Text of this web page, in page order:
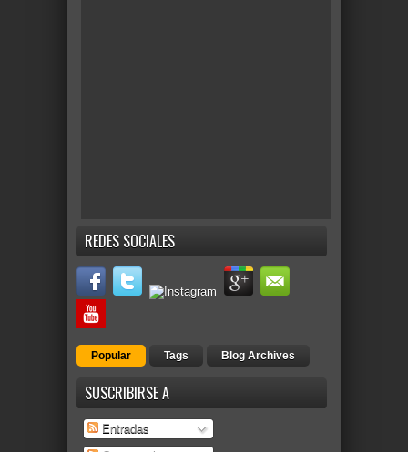
REDES SOCIALES
Popular Tags Blog Archives
SUSCRIBIRSE A
Entradas